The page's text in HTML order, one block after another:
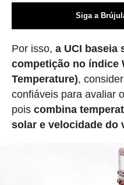
Siga a
Por isso, a UCI baseia
competição no índice
Temperature),
confiáveis para avaliar
pois combina
solar e velocidade do